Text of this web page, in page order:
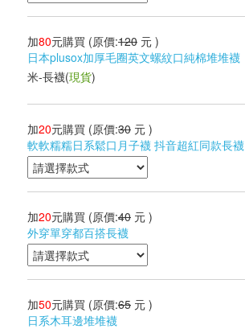
加80元購買 (原價:120 元 )
日本plusox加厚毛圈英文螺紋口純棉堆堆襪
米-長襪(現貨)
加20元購買 (原價:30 元 )
軟軟糯糯日系鬆口月子襪 抖音超紅同款長襪
加20元購買 (原價:40 元 )
外穿單穿都百搭長襪
加50元購買 (原價:65 元 )
日系木耳邊堆堆襪